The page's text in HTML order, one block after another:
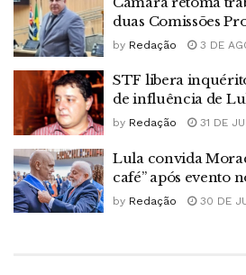
duas Comissões
by Redação 3 DE
STF libera
de influência de
by Redação 31 DE
Lula convida
café” após evento
by Redação 30 DE